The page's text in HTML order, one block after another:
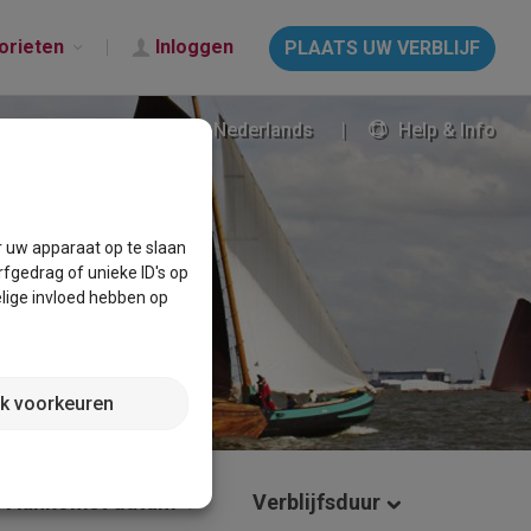
Inloggen PLAATS UW VERBLIJF
Nederlands Help & Info
Verblijfsduur
apparaat op te slaan
of unieke ID's op
invloed hebben op
voorkeuren